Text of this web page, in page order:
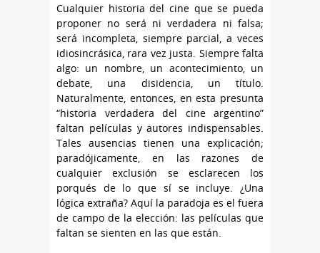
Cualquier historia del cine que se pueda
proponer no será ni verdadera ni falsa;
será incompleta, siempre parcial, a veces
idiosincrásica, rara vez justa. Siempre falta
algo: un nombre, un acontecimiento, un
debate, una disidencia, un título.
Naturalmente, entonces, en esta presunta
“historia verdadera del cine argentino”
faltan películas y autores indispensables.
Tales ausencias tienen una explicación;
paradójicamente, en las razones de
cualquier exclusión se esclarecen los
porqués de lo que sí se incluye. ¿Una
lógica extraña? Aquí la paradoja es el fuera
de campo de la elección: las películas que
faltan se sienten en las que están.